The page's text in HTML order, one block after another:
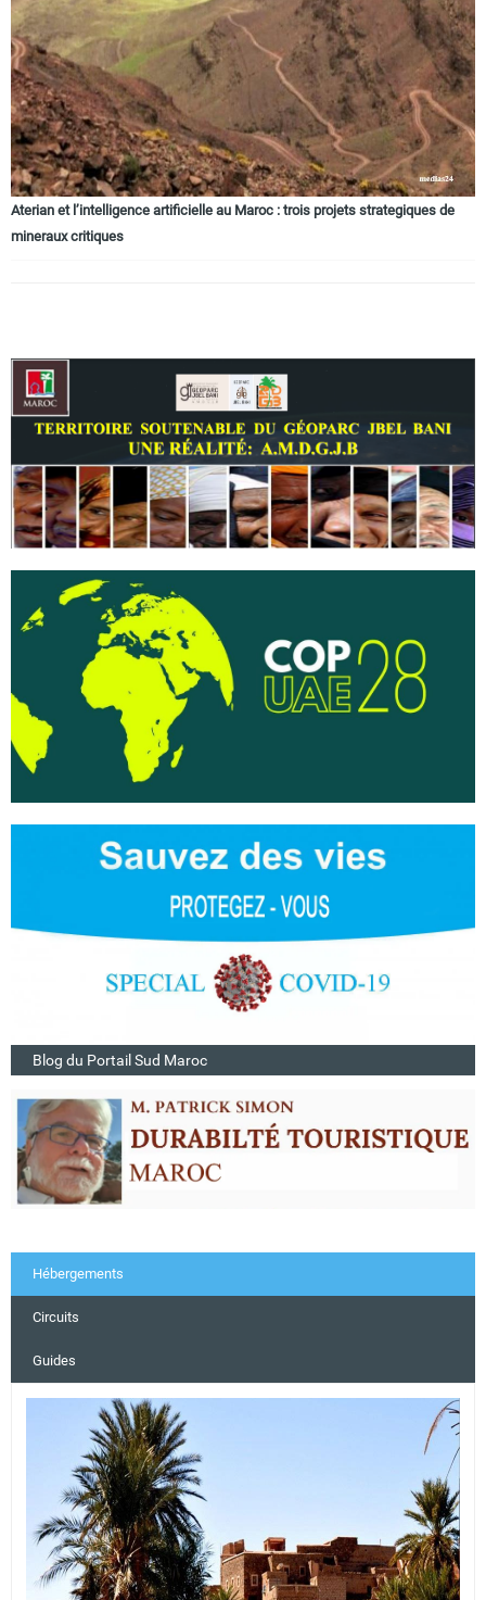
Circuits touristiques
Tourisme
Régions
Contact
Aterian et l’intelligence artificielle au Maroc : trois projets strategiques de
mineraux critiques
Blog du Portail Sud Maroc
Hébergements
Circuits
Guides